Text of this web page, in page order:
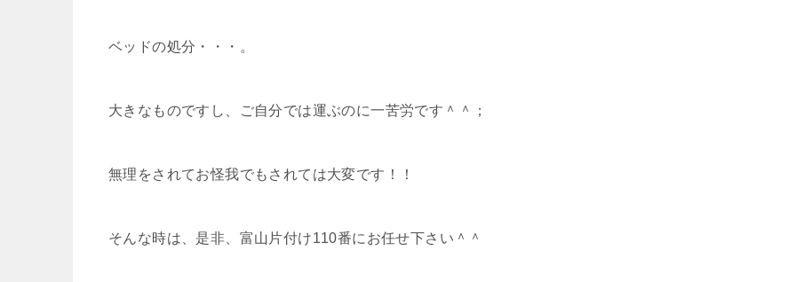
ベッドの処分・・・。
大きなものですし、ご自分では運ぶのに一苦労です＾＾；
無理をされてお怪我でもされては大変です！！
そんな時は、是非、富山片付け110番にお任せ下さい＾＾